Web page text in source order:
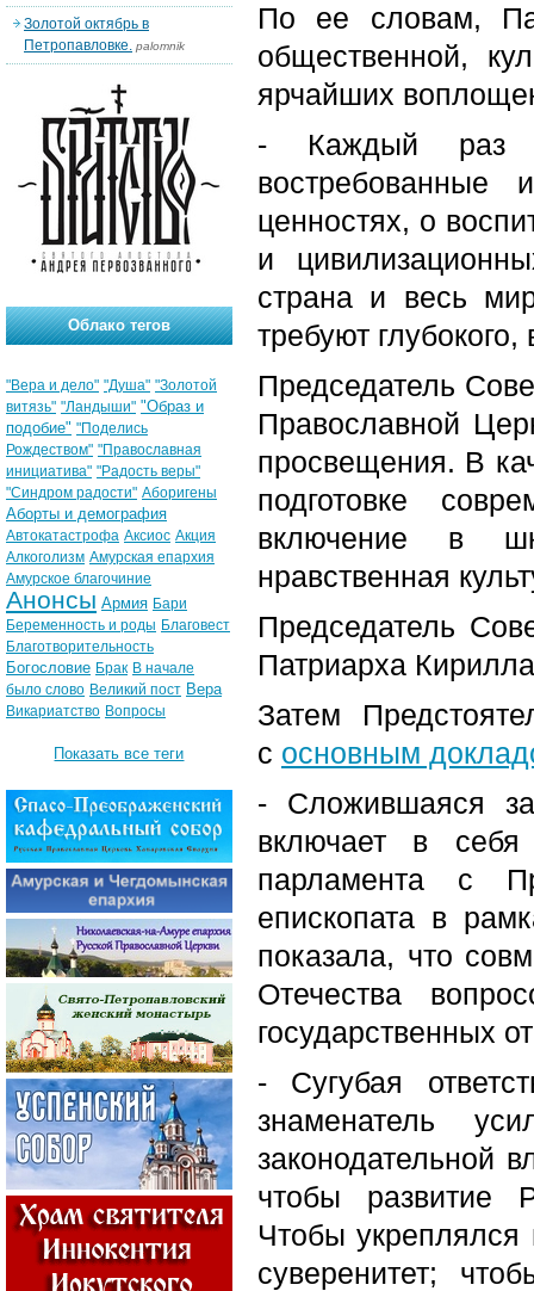
По ее словам,
общественной,
ярчайших
- Каждый раз
ценностях, о
и
страна и весь
требуют
Председатель
Православной
просвещения. В
подготовке
включение в
нравственная
Председатель
Патриарха
Затем
с основным
- Сложившаяся
включает в
парламента с
епископата в
показала, что
Отечества
государственных
- Сугубая
знаменатель
законодательной
чтобы развитие
Чтобы укреплялся
суверенитет;
Золотой октябрь в
Петропавловке. palomnik
Облако тегов
"Вера и дело" "Душа" "Золотой
витязь" "Ландыши" "Образ и
подобие" "Поделись
Рождеством" "Православная
инициатива" "Радость веры"
"Синдром радости" Аборигены
Аборты и демография
Автокатастрофа Аксиос Акция
Алкоголизм Амурская епархия
Амурское благочиние
Анонсы Армия Бари
Беременность и роды Благовест
Благотворительность
Богословие Брак В начале
было слово Великий пост Вера
Викариатство Вопросы
Показать все теги